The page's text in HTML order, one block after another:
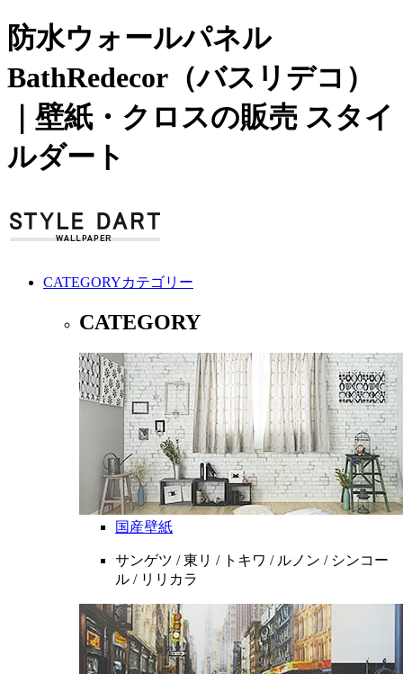
防水ウォールパネル
BathRedecor（バスリデコ）
｜壁紙・クロスの販売 スタイ
ルダート
CATEGORYカテゴリー
CATEGORY
国産壁紙
サンゲツ / 東リ / トキワ / ルノン / シンコー
ル / リリカラ